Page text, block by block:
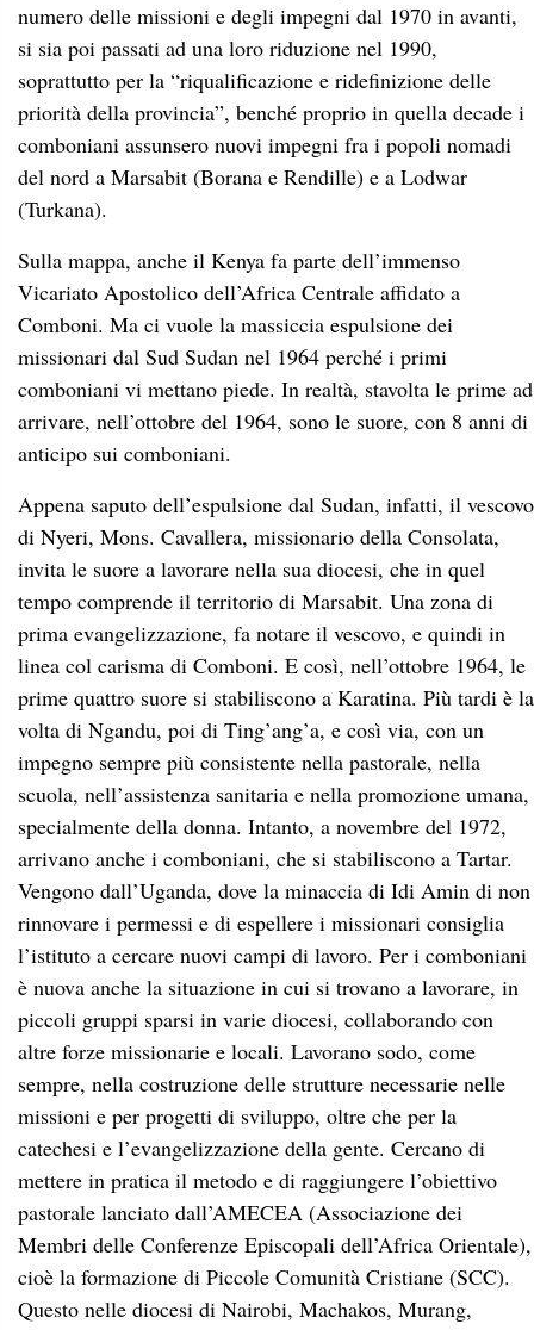
numero delle missioni e degli impegni dal 1970 in avanti,
si sia poi passati ad una loro riduzione nel 1990,
soprattutto per la “riqualificazione e ridefinizione delle
priorità della provincia”, benché proprio in quella decade i
comboniani assunsero nuovi impegni fra i popoli nomadi
del nord a Marsabit (Borana e Rendille) e a Lodwar
(Turkana).
Sulla mappa, anche il Kenya fa parte dell’immenso
Vicariato Apostolico dell’Africa Centrale affidato a
Comboni. Ma ci vuole la massiccia espulsione dei
missionari dal Sud Sudan nel 1964 perché i primi
comboniani vi mettano piede. In realtà, stavolta le prime ad
arrivare, nell’ottobre del 1964, sono le suore, con 8 anni di
anticipo sui comboniani.
Appena saputo dell’espulsione dal Sudan, infatti, il vescovo
di Nyeri, Mons. Cavallera, missionario della Consolata,
invita le suore a lavorare nella sua diocesi, che in quel
tempo comprende il territorio di Marsabit. Una zona di
prima evangelizzazione, fa notare il vescovo, e quindi in
linea col carisma di Comboni. E così, nell’ottobre 1964, le
prime quattro suore si stabiliscono a Karatina. Più tardi è la
volta di Ngandu, poi di Ting’ang’a, e così via, con un
impegno sempre più consistente nella pastorale, nella
scuola, nell’assistenza sanitaria e nella promozione umana,
specialmente della donna. Intanto, a novembre del 1972,
arrivano anche i comboniani, che si stabiliscono a Tartar.
Vengono dall’Uganda, dove la minaccia di Idi Amin di non
rinnovare i permessi e di espellere i missionari consiglia
l’istituto a cercare nuovi campi di lavoro. Per i comboniani
è nuova anche la situazione in cui si trovano a lavorare, in
piccoli gruppi sparsi in varie diocesi, collaborando con
altre forze missionarie e locali. Lavorano sodo, come
sempre, nella costruzione delle strutture necessarie nelle
missioni e per progetti di sviluppo, oltre che per la
catechesi e l’evangelizzazione della gente. Cercano di
mettere in pratica il metodo e di raggiungere l’obiettivo
pastorale lanciato dall’AMECEA (Associazione dei
Membri delle Conferenze Episcopali dell’Africa Orientale),
cioè la formazione di Piccole Comunità Cristiane (SCC).
Questo nelle diocesi di Nairobi, Machakos, Murang,